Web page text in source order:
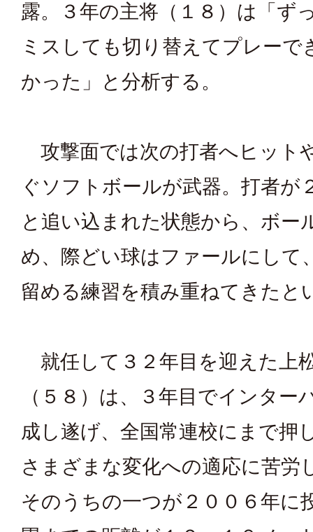
露。３年の主将（１８）は「ず
ミスしても切り替えてプレーで
かった」と分析する。
攻撃面では次の打者へヒット
ぐソフトボールが武器。打者が
と追い込まれた状態から、ボー
め、際どい球はファールにして
留める練習を積み重ねてきたと
就任して３２年目を迎えた上
（５８）は、３年目でインター
成し遂げ、全国常連校にまで押
さまざまな変化への適応に苦労
そのうちの一つが２００６年に